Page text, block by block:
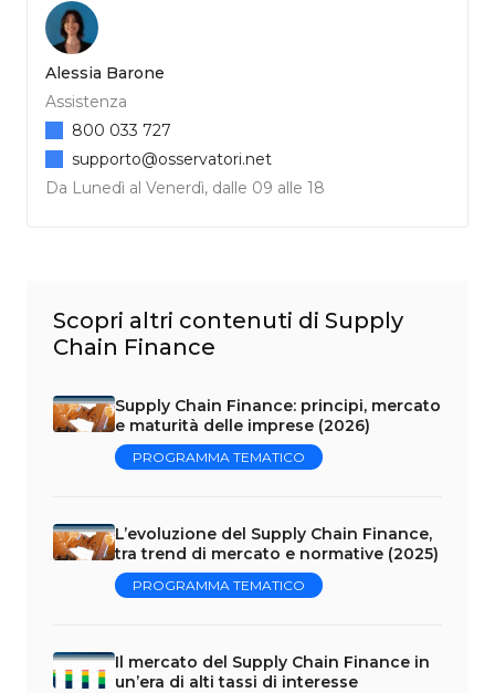
Alessia Barone
Assistenza
Da Lunedì al Venerdì, dalle 09 alle 18
800 033 727
supporto@osservatori.net
Scopri altri contenuti di Supply
Chain Finance
Supply Chain Finance: principi, mercato
e maturità delle imprese (2026)
PROGRAMMA TEMATICO
L’evoluzione del Supply Chain Finance,
tra trend di mercato e normative (2025)
PROGRAMMA TEMATICO
Il mercato del Supply Chain Finance in
un’era di alti tassi di interesse